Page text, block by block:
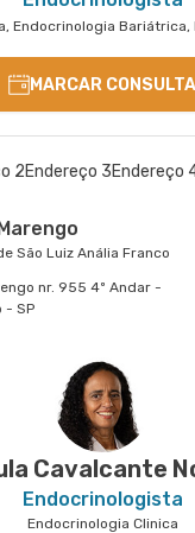
MARCAR CONSULTA
2Endereço 3Endereço
São Luiz Anália Franco
nr. 955 4º Andar -
- SP
A Saude
(Aviccena)
nr. 896 6º Andar - Quarta
1369 - Mooca, Sao Paulo - SP
nr. 1803 Centro Medico 10°
Guarulhos - SP
Cavalcante
Endocrinologista
Endocrinologia Clinica